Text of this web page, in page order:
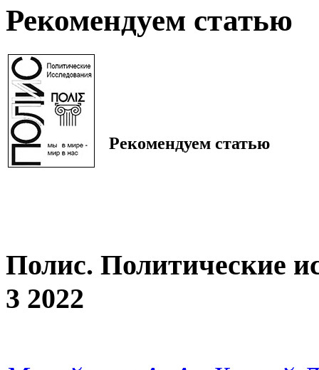
Рекомендуем статью
Рекомендуем статью
Полис. Политические
3 2022